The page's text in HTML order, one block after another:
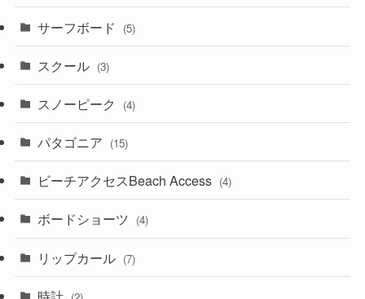
サーフボード (5)
スクール (3)
スノーピーク (4)
パタゴニア (15)
ビーチアクセスBeach Access (4)
ボードショーツ (4)
リップカール (7)